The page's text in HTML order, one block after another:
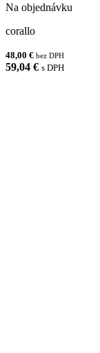
Na objednávku
corallo
48,00 € bez DPH
59,04 € s DPH